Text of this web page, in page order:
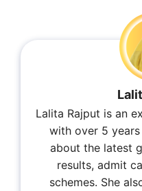
Lalita Rajput is an
with over 5
about the latest
results, admit
schemes. She